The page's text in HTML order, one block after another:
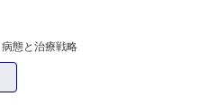
態と治療戦略